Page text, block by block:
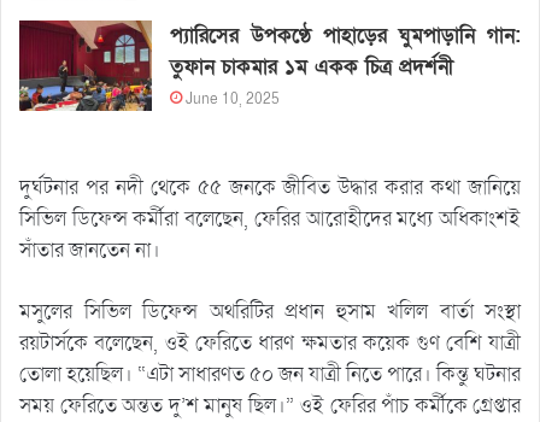
প্যারিসের উপকণ্ঠে পাহাড়ের ঘুমপাড়ানি গান:
তুফান চাকমার ১ম একক চিত্র প্রদর্শনী
June 10, 2025
দুর্ঘটনার পর নদী থেকে ৫৫ জনকে জীবিত উদ্ধার করার কথা জানিয়ে
সিভিল ডিফেন্স কর্মীরা বলেছেন, ফেরির আরোহীদের মধ্যে অধিকাংশই
সাঁতার জানতেন না।
মসুলের সিভিল ডিফেন্স অথরিটির প্রধান হুসাম খলিল বার্তা সংস্থা
রয়টার্সকে বলেছেন, ওই ফেরিতে ধারণ ক্ষমতার কয়েক গুণ বেশি যাত্রী
তোলা হয়েছিল। “এটা সাধারণত ৫০ জন যাত্রী নিতে পারে। কিন্তু ঘটনার
সময় ফেরিতে অন্তত দু’শ মানুষ ছিল।” ওই ফেরির পাঁচ কর্মীকে গ্রেপ্তার